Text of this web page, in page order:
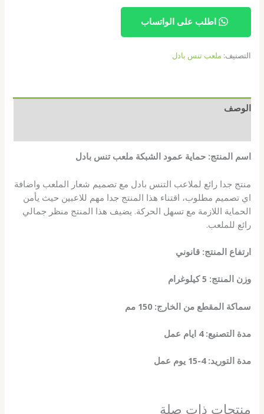
اطلب على الواتساب
التصنيف: ملعب تنس بادل
الوصف
اسم المنتج: حماية عمود الشبكة ملعب تنس بادل
منتج جدا رائع لملاعب التنس بادل مع تصميم شعار الملعب واضافة
اي تصميم مطلوب، اقتناء هذا المنتج جدا مهم للاعبين حيث يأمن
الحماية اللازمة مع تسهل الحركة. يضيف هذا المنتج منظر جمالي
رائع للملعب.
ارتفاع المنتج: قانوني
وزن المنتج: 5 كيلوغرام
سماكة المقطع من الخارج: 150 مم
مدة التصنيع: 4 ايام عمل
مدة التوريد: 4-15 يوم عمل
منتجات ذات صلة